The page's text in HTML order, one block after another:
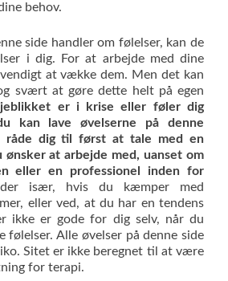
behov.
side handler om følelser, kan de
i dig. For at arbejde med dine
at vække dem. Men det kan
svært at gøre dette helt på egen
er i krise eller føler dig
kan lave øvelserne på denne
råde dig til først at tale med en
ønsker at arbejde med, uanset om
eller en professionel inden for
især, hvis du kæmper med
eller ved, at du har en tendens
ikke er gode for dig selv, når du
følelser. Alle øvelser på denne side
Sitet er ikke beregnet til at være
for terapi.